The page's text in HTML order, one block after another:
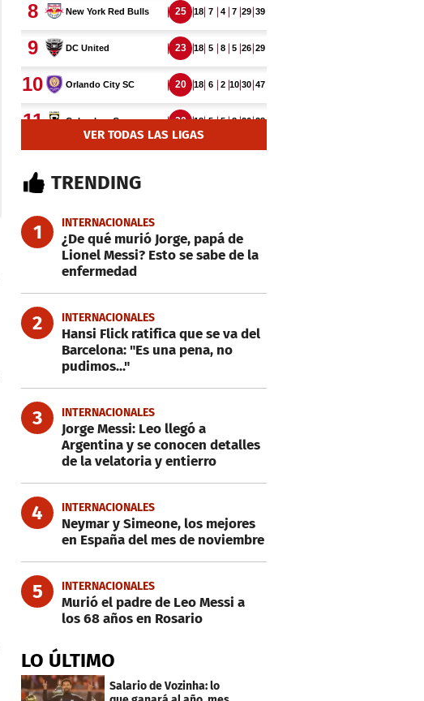
VER TODAS LAS LIGAS
TRENDING
1 INTERNACIONALES
¿De qué murió Jorge, papá de
Lionel Messi? Esto se sabe de la
enfermedad
2 INTERNACIONALES
Hansi Flick ratifica que se va del
Barcelona: "Es una pena, no
pudimos..."
3 INTERNACIONALES
Jorge Messi: Leo llegó a
Argentina y se conocen detalles
de la velatoria y entierro
4 INTERNACIONALES
Neymar y Simeone, los mejores
en España del mes de noviembre
5 INTERNACIONALES
Murió el padre de Leo Messi a
los 68 años en Rosario
LO ÚLTIMO
Salario de Vozinha: lo